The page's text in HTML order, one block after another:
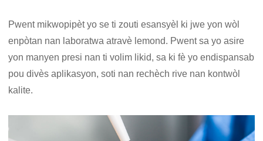
Pwent mikwopipèt yo se ti zouti esansyèl ki jwe yon wòl
enpòtan nan laboratwa atravè lemond. Pwent sa yo asire
yon manyen presi nan ti volim likid, sa ki fè yo endispansab
pou divès aplikasyon, soti nan rechèch rive nan kontwòl
kalite.